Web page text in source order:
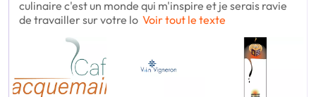
culinaire c'est un monde qui m'inspire et je serais ravie
de travailler sur votre lo Voir tout le texte